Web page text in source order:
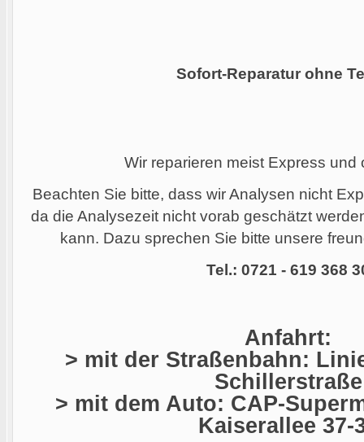
Sofort-Reparatur ohne
Wir reparieren meist Express und
Beachten Sie bitte, dass wir Analysen nicht
da die Analysezeit nicht vorab geschätzt
kann. Dazu sprechen Sie bitte unsere
Tel.: 0721 - 619 368
Anfahrt:
> mit der Straßenbahn:
Schillerstraße
> mit dem Auto: CAP-
Kaiserallee 37-